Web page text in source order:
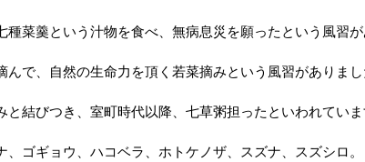
菜羹という汁物を食べ、無病息災を願ったという風習が
で、自然の生命力を頂く若菜摘みという風習がありまし
結びつき、室町時代以降、七草粥担ったといわれていま
ゴギョウ、ハコベラ、ホトケノザ、スズナ、スズシロ。